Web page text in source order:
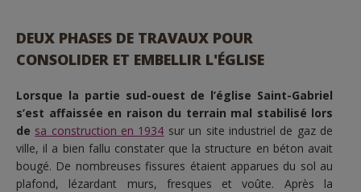
DEUX PHASES DE TRAVAUX POUR
CONSOLIDER ET EMBELLIR L'ÉGLISE
Lorsque la partie sud-ouest de l’église Saint-Gabriel
s’est affaissée en raison du terrain mal stabilisé lors
de sa construction en 1934 sur un site industriel de gaz de
ville, il a bien fallu constater que la structure en béton avait
bougé. De nombreuses fissures étaient apparues du sol au
plafond, lézardant murs, fresques et voûte. Après la